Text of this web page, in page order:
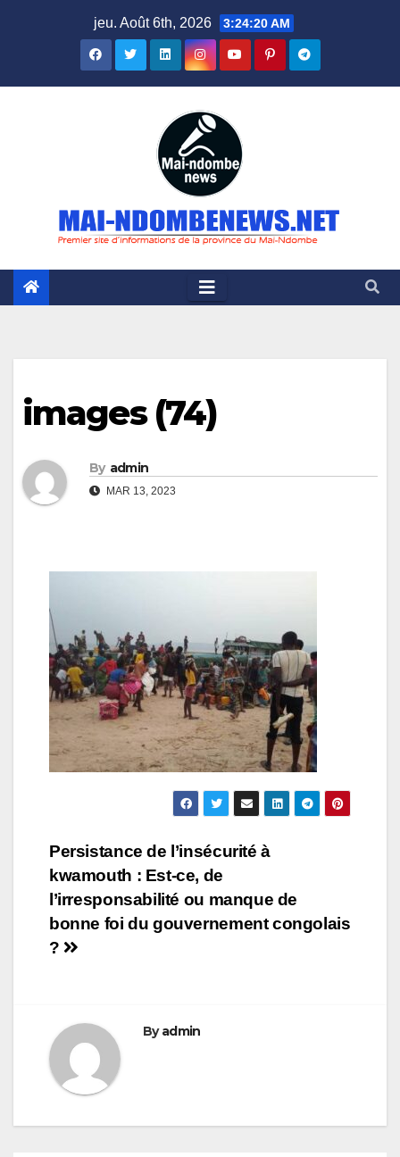
jeu. Août 6th, 2026 3:24:20 AM
images (74)
By admin
MAR 13, 2023
Navigation
de
l’article
Persistance de l’insécurité à
kwamouth : Est-ce, de
l’irresponsabilité ou manque de
bonne foi du gouvernement congolais
?
Byadmin